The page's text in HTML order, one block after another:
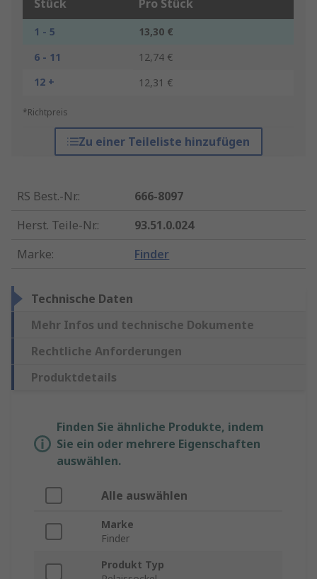
Stück Pro Stück
1 - 5
13,30 €
6 - 11
12,74 €
12 +
12,31 €
*Richtpreis
Zu einer Teileliste hinzufügen
RS Best.-Nr.:
666-8097
Herst. Teile-Nr.:
93.51.0.024
Marke: Finder
Technische Daten
Mehr Infos und technische Dokumente
Rechtliche Anforderungen
Produktdetails
Finden Sie ähnliche Produkte, indem
Sie ein oder mehrere Eigenschaften
auswählen.
Alle auswählen
Marke
Finder
Produkt Typ